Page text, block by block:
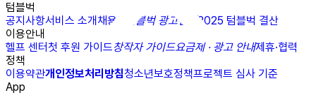
텀블벅
공지사항서비스 소개채용N 텀블벅 광고센터
2025 텀블벅 결산
이용안내
헬프 센터첫 후원 가이드창작자 가이드요금제 · 광고 안내제휴·협력
정책
이용약관개인정보처리방침청소년보호정책프로젝트 심사 기준
App